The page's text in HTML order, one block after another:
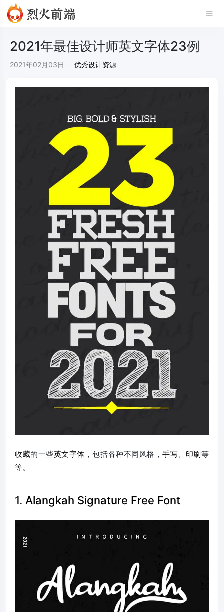
2021年最佳设计师英文字体23例
2021年02月03日 · 优秀设计资源
收藏的一些英文字体 ，包括各种不同风格，手写、 印刷等
等。
1. Alangkah Signature Free Font